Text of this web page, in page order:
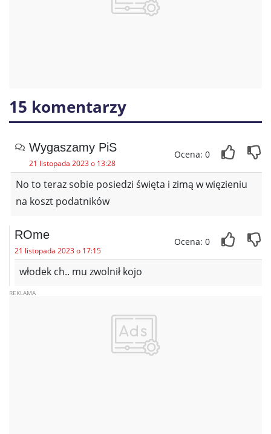
15 komentarzy
Wygaszamy PiS
21 listopada 2023 o 13:28
Ocena: 0
No to teraz sobie posiedzi święta i zimą w więzieniu
na koszt podatników
ROme
21 listopada 2023 o 17:15
Ocena: 0
włodek ch.. mu zwolnił kojo